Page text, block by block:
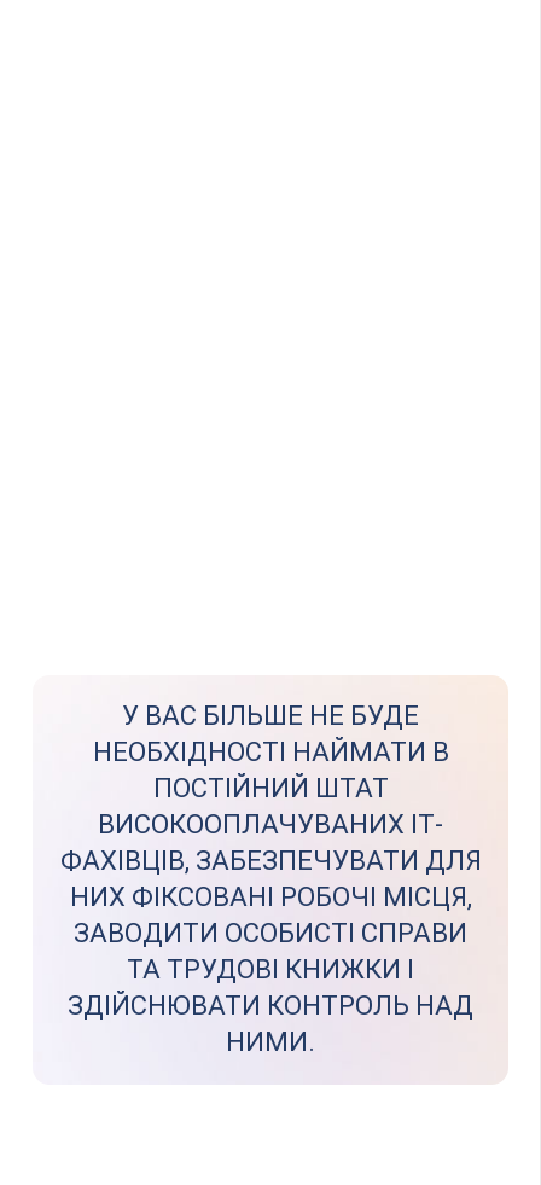
У ВАС БІЛЬШЕ НЕ БУДЕ
НЕОБХІДНОСТІ НАЙМАТИ В
ПОСТІЙНИЙ ШТАТ
ВИСОКООПЛАЧУВАНИХ ІТ-
ФАХІВЦІВ, ЗАБЕЗПЕЧУВАТИ ДЛЯ
НИХ ФІКСОВАНІ РОБОЧІ МІСЦЯ,
ЗАВОДИТИ ОСОБИСТІ СПРАВИ
ТА ТРУДОВІ КНИЖКИ І
ЗДІЙСНЮВАТИ КОНТРОЛЬ НАД
НИМИ.